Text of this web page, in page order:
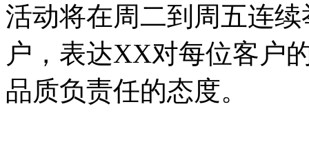
活动将在周二到周五连
户，表达XX对每位客户
品质负责任的态度。